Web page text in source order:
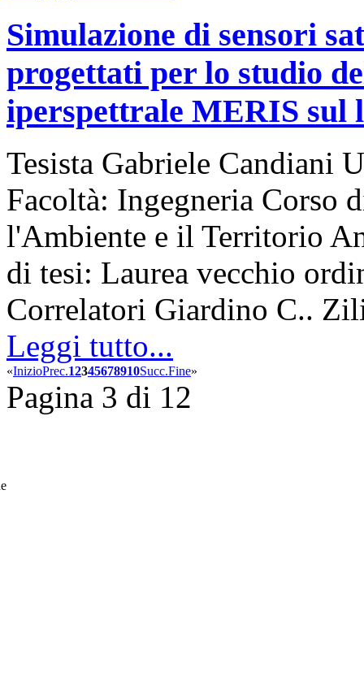
Simulazione di sensori
progettati per lo studio
iperspettrale MERIS sul
Tesista Gabriele Candiani
Facoltà: Ingegneria Corso
l'Ambiente e il Territorio
di tesi: Laurea vecchio
Correlatori Giardino C..
Leggi tutto...
«InizioPrec.12345678910Succ.Fine»
Pagina 3 di 12